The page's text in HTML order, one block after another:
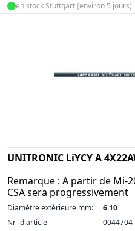
en stock Stuttgart (environ 5 jours)
UNITRONIC LiYCY A
Remarque : A partir de Mi-
CSA sera progressivement
Diamètre extérieure mm:
6.10
Nr- d'article
0044704